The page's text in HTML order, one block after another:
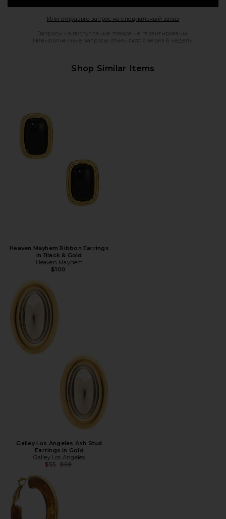
Или отправьте запрос на специальный заказ
Запросы на поступление товара не гарантированы.
Невыполненные запросы отменяются через 6 недель.
Shop Similar Items
Heaven Mayhem Ribbon Earrings
in Black & Gold
Heaven Mayhem
$100
Galley Los Angeles Ash Stud
Earrings in Gold
Galley Los Angeles
$55
Предыдущая цена:
$58